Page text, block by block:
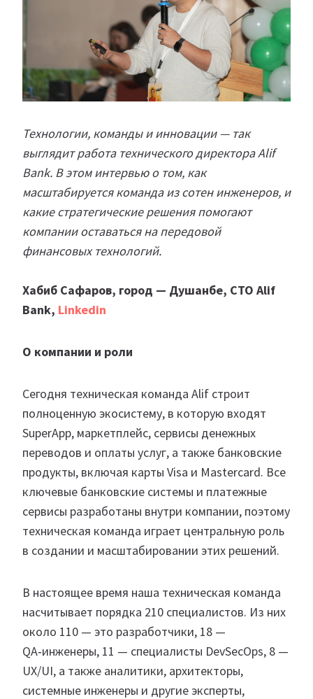
Технологии, команды и инновации — так
выглядит работа технического директора Alif
Bank. В этом интервью о том, как
масштабируется команда из сотен инженеров, и
какие стратегические решения помогают
компании оставаться на передовой
финансовых технологий.
Хабиб Сафаров, город — Душанбе, CTO Alif
Bank, Linkedin
О компании и роли
Сегодня техническая команда Alif строит
полноценную экосистему, в которую входят
SuperApp, маркетплейс, сервисы денежных
переводов и оплаты услуг, а также банковские
продукты, включая карты Visa и Mastercard. Все
ключевые банковские системы и платежные
сервисы разработаны внутри компании, поэтому
техническая команда играет центральную роль
в создании и масштабировании этих решений.
В настоящее время наша техническая команда
насчитывает порядка 210 специалистов. Из них
около 110 — это разработчики, 18 —
QA‑инженеры, 11 — специалисты DevSecOps, 8 —
UX/UI, а также аналитики, архитекторы,
системные инженеры и другие эксперты,